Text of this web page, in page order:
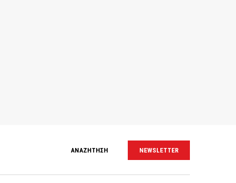
ΑΝΑΖΗΤΗΣΗ NEWSLETTER